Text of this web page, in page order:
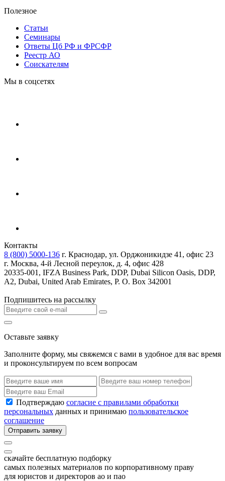
Полезное
Статьи
Cеминары
Ответы Цб РФ и ФРСФР
Реестр АО
Соискателям
Мы в соцсетях
Контакты
8 (800) 5000-136 г. Краснодар, ул. Орджоникидзе 41, офис 23
г. Москва, 4-й Лесной переулок, д. 4, офис 428
20335-001, IFZA Business Park, DDP, Dubai Silicon Oasis, DDP,
A2, Dubai, United Arab Emirates, P. O. Box 342001
Подпишитесь на рассылку
Оставьте заявку
Заполните форму, мы свяжемся с вами в удобное для вас время
и проконсультируем по всем вопросам
Подтверждаю согласие с правилами обработки
персональных данных и принимаю пользовательское
соглашение
Отправить заявку
скачайте бесплатную подборку
самых полезных материалов по корпоративному праву
для юристов и директоров ао и пао